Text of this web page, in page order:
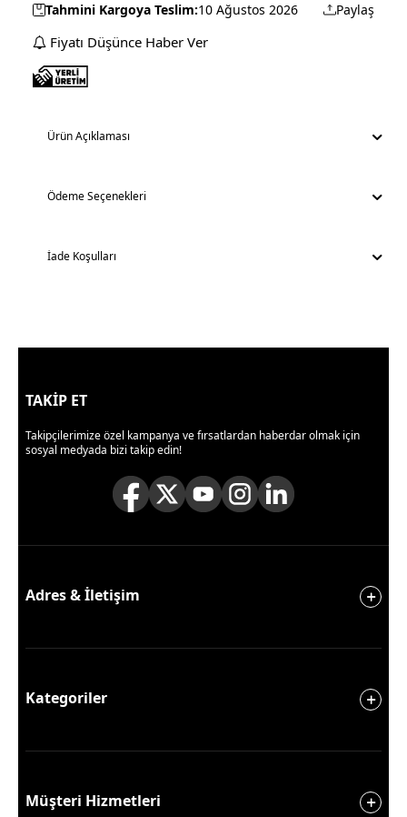
Tahmini Kargoya Teslim:10 Ağustos 2026 Paylaş
Fiyatı Düşünce Haber Ver
Ürün Açıklaması
Ödeme Seçenekleri
İade Koşulları
TAKİP ET
Takipçilerimize özel kampanya ve fırsatlardan haberdar olmak için
sosyal medyada bizi takip edin!
Adres & İletişim
Kategoriler
Müşteri Hizmetleri